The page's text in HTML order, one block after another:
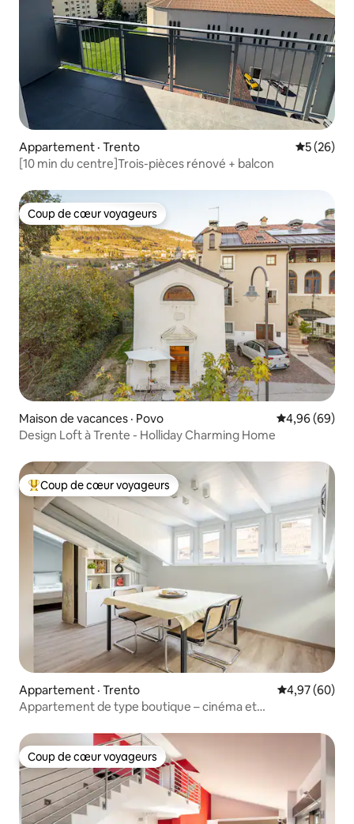
Appartement · Trento Note
5 (26)
[10 min du centre]Trois-pièces rénové + balcon
Coup de cœur voyageurs
Coup de cœur voyageurs
Maison de vacances · Povo Note
4,96 (69)
Design Loft à Trente - Holliday Charming Home
Coup de cœur voyageurs parmi les plus aimés
Coup de cœur voyageurs
Appartement · Trento Note
4,97 (60)
Appartement de type boutique – cinéma et
Coup de cœur voyageurs
Coup de cœur voyageurs